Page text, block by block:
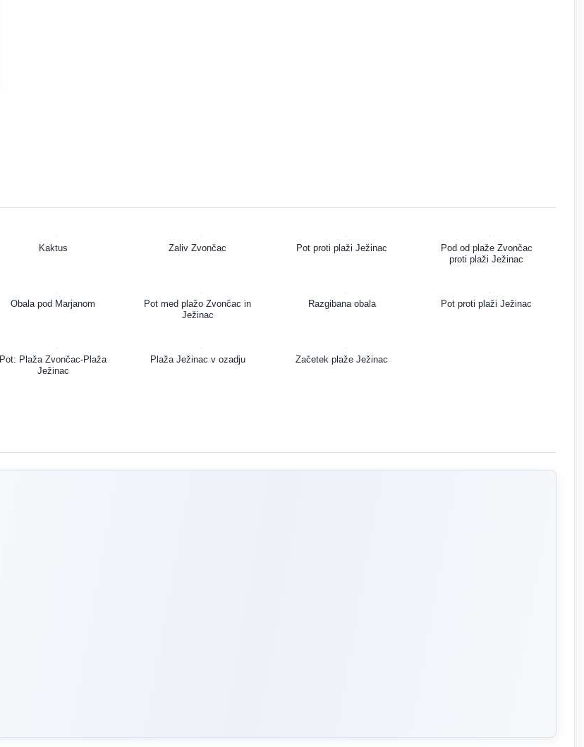
Kaktus Zaliv Zvončac Pot proti plaži Ježinac
Pod od plaže Zvončac
proti plaži Ježinac
Obala pod Marjanom
Pot med plažo Zvončac in
Ježinac
Razgibana obala Pot proti plaži Ježinac
Pot: Plaža Zvončac-Plaža
Ježinac
Plaža Ježinac v ozadju Začetek plaže Ježinac